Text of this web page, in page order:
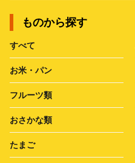
ものから探す
すべて
お米・パン
フルーツ類
おさかな類
たまご